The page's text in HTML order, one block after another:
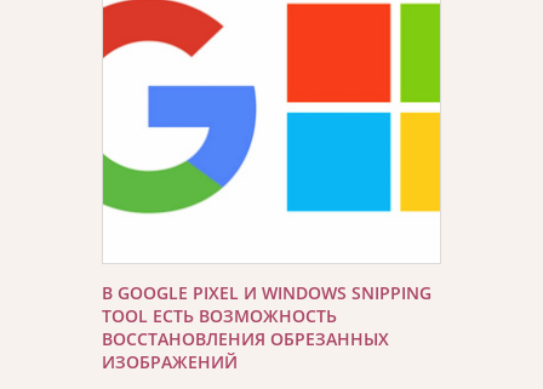
В GOOGLE PIXEL И WINDOWS SNIPPING
TOOL ЕСТЬ ВОЗМОЖНОСТЬ
ВОССТАНОВЛЕНИЯ ОБРЕЗАННЫХ
ИЗОБРАЖЕНИЙ